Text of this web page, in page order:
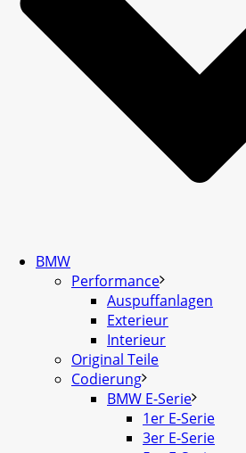
BMW
Performance
Auspuffanlagen
Exterieur
Interieur
Original Teile
Codierung
BMW E-Serie
1er E-Serie
3er E-Serie